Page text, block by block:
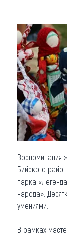
О регионе
Другие
Воспоминания
Бийского
парка
народа».
умениями.
В рамках